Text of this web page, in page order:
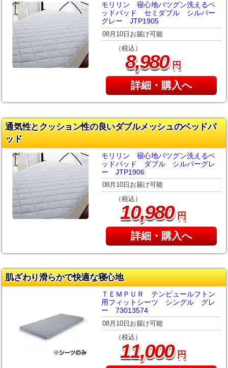
モリリン 寝心地バツグン洗えるベ
ッドパッド セミダブル シルバー
グレー JTP1905
08月10日お届け可能
（税込）
8,980円
詳細・購入へ
通気性とクッション性の良いダブルメッシュのベッドパ
ッド
モリリン 寝心地バツグン洗えるベ
ッドパッド ダブル シルバーグレ
ー JTP1906
08月10日お届け可能
（税込）
10,980円
詳細・購入へ
肌ざわり滑らかで快適な寝心地
ＴＥＭＰＵＲ テンピュールフトン
用フィットシーツ シングル グレ
ー 73013574
08月10日お届け可能
（税込）
11,000円